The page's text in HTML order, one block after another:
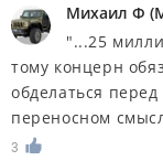
Михаил Ф (
"...25
тому концерн
обделаться
переносном
3